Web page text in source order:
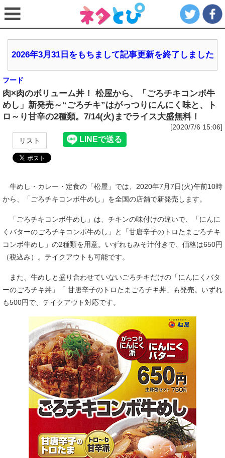
2026年3月31日をもちまして記事更新を終了しました
フード
肉×肉のボリューム丼！ 松屋から、「ごろチキコンボ牛
めし」新発売～“ごろチキ”はがっつりにんにく味と、ト
ロ～り甘辛の2種類。7/14(火)までライス大盛無料！
[2020/7/6 15:06]
リスト
牛めし・カレー・定食の「松屋」では、2020年7月7日(火)午前10時
から、「ごろチキコンボ牛めし」を全国の店舗で新発売します。
「ごろチキコンボ牛めし」は、チキンの味付けの違いで、「にんに
くバターのごろチキコンボ牛めし」と「甘唐辛子のトロたまごろチキ
コンボ牛めし」の2種類を用意。いずれもみそ汁付きで、価格は650円
（税込み）。テイクアウトも可能です。
また、牛めしと盛り合わせていないごろチキだけの「にんにくバタ
ーのごろチキ丼」「 甘唐辛子のトロたまごろチキ丼」も発売。いずれ
も500円で、テイクアウト対応です。